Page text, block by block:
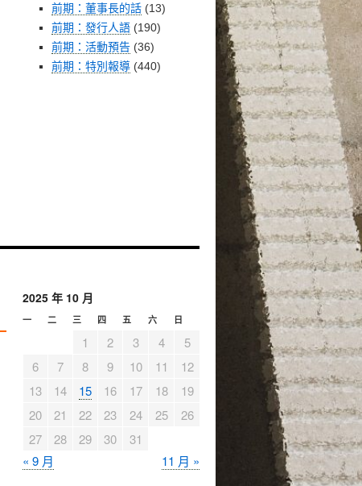
前期：董事長的話 (13)
前期：發行人語 (190)
前期：活動預告 (36)
前期：特別報導 (440)
2025 年 10 月
一 二 三 四 五 六 日
1 2 3 4
5
6
7 8 9 10 11
12
13
14 15 16 17 18
19
20
21 22 23 24 25
26
27
28 29 30
31
« 9 月
11 月 »